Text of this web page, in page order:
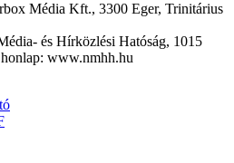
Média Kft., 3300 Eger, Trinitárius
és Hírközlési Hatóság, 1015
www.nmhh.hu